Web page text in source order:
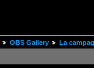
OBS Gallery La